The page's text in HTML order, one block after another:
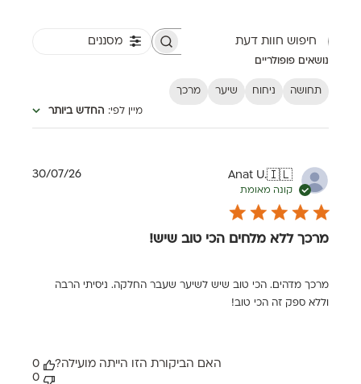
חיפוש חוות דעת
מסננים
נושאים פופולריים
תחושה ניחוח שיער מרכך
מיין לפי: החדש ביותר
🇮🇱
‪Anat U.
קונה מאומת
מרכך ללא מלחים הכי טוב שיש!
מרכך מדהים. הכי טוב שיש לשיער שעבר החלקה. ניסיתי הרבה
וללא ספק זה הכי טוב!
תאריך30/07/26
האם הביקורת הזו הייתה מועילה?
0
0